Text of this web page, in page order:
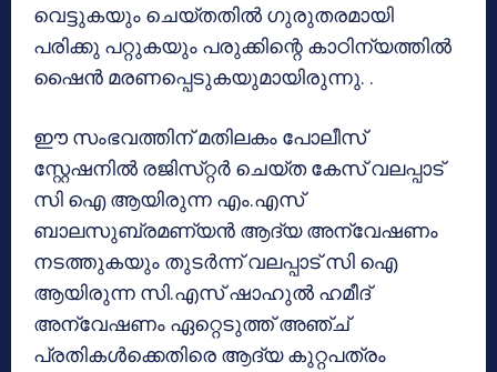
വെട്ടുകയും ചെയ്തതിൽ ഗുരുതരമായി
പരിക്കു പറ്റുകയും പരുക്കിന്റെ കാഠിന്യത്തിൽ
ഷൈൻ മരണപ്പെടുകയുമായിരുന്നു. .
ഈ സംഭവത്തിന് മതിലകം പോലീസ്
സ്റ്റേഷനിൽ രജിസ്‌റ്റർ ചെയ്ത കേസ് വലപ്പാട്
സി ഐ ആയിരുന്ന എം.എസ്
ബാലസുബ്രമണ്യൻ ആദ്യ അന്വേഷണം
നടത്തുകയും തുടർന്ന് വലപ്പാട് സി ഐ
ആയിരുന്ന സി.എസ് ഷാഹുൽ ഹമീദ്
അന്വേഷണം ഏറ്റെടുത്ത് അഞ്ച്
പ്രതികൾക്കെതിരെ ആദ്യ കുറ്റപത്രം